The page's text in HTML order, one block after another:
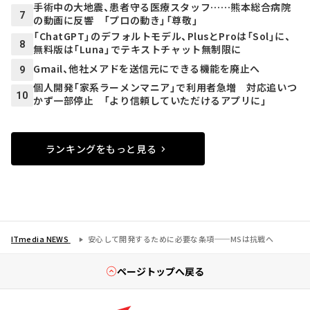
7
手術中の大地震、患者守る医療スタッフ……熊本総合病院
の動画に反響 「プロの動き」「尊敬」
8
「ChatGPT」のデフォルトモデル、PlusとProは「Sol」に、
無料版は「Luna」でテキストチャット無制限に
9 Gmail、他社メアドを送信元にできる機能を廃止へ
10
個人開発「家系ラーメンマニア」で利用者急増 対応追いつ
かず一部停止 「より信頼していただけるアプリに」
ランキングをもっと見る
ITmedia NEWS 安心して開発するために必要な条項──MSは抗戦へ
ページトップへ戻る